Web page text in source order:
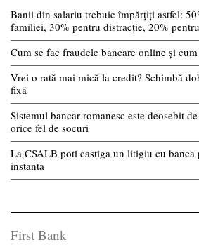
Banii din salariu trebuie împărțiți astfel:
familiei, 30% pentru distracție, 20%
Cum se fac fraudele bancare online și
Vrei o rată mai mică la credit? Schimbă
fixă
Sistemul bancar romanesc este deosebit
orice fel de socuri
La CSALB poti castiga un litigiu cu banca
instanta
First Bank